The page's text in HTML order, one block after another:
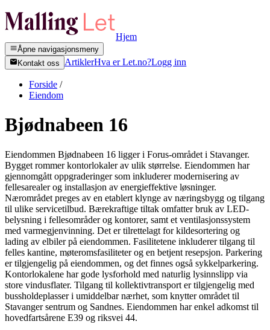
Hjem
Åpne navigasjonsmeny
Kontakt oss
ArtiklerHva er Let.no?Logg inn
Forside /
Eiendom
Bjødnabeen 16
Eiendommen Bjødnabeen 16 ligger i Forus-området i Stavanger.
Bygget rommer kontorlokaler av ulik størrelse. Eiendommen har
gjennomgått oppgraderinger som inkluderer modernisering av
fellesarealer og installasjon av energieffektive løsninger.
Nærområdet preges av en etablert klynge av næringsbygg og tilgang
til ulike servicetilbud. Bærekraftige tiltak omfatter bruk av LED-
belysning i fellesområder og kontorer, samt et ventilasjonssystem
med varmegjenvinning. Det er tilrettelagt for kildesortering og
lading av elbiler på eiendommen. Fasilitetene inkluderer tilgang til
felles kantine, møteromsfasiliteter og en betjent resepsjon. Parkering
er tilgjengelig på eiendommen, og det finnes også sykkelparkering.
Kontorlokalene har gode lysforhold med naturlig lysinnslipp via
store vindusflater. Tilgang til kollektivtransport er tilgjengelig med
bussholdeplasser i umiddelbar nærhet, som knytter området til
Stavanger sentrum og Sandnes. Eiendommen har enkel adkomst til
hovedfartsårene E39 og riksvei 44.